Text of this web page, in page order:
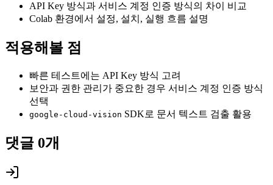
API Key 방식과 서비스 계정 인증 방식의 차이 비교
Colab 환경에서 설정, 설치, 실행 흐름 설명
적용해볼 점
빠른 테스트에는 API Key 방식 고려
보안과 권한 관리가 중요한 경우 서비스 계정 인증 방식
선택
google-cloud-vision SDK로 문서 텍스트 검출 활용
댓글 0개